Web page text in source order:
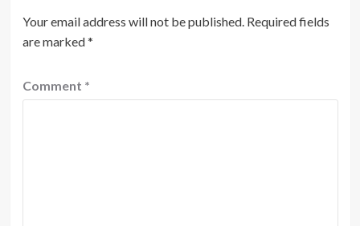
Your email address will not be published. Required fields
are marked*
Comment *